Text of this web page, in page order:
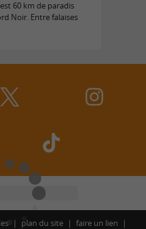
60 km de paradis
Noir. Entre falaises
plan du site faire un lien